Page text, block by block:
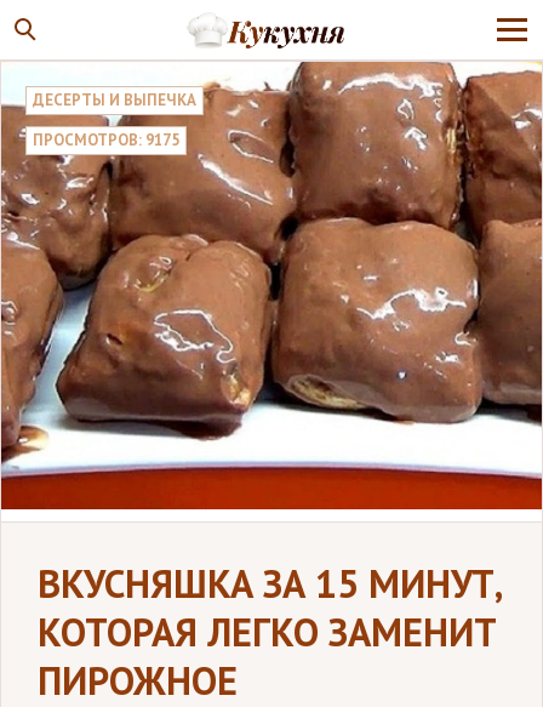
ДЕСЕРТЫ И ВЫПЕЧКА
ПРОСМОТРОВ: 9175
ВКУСНЯШКА ЗА 15 МИНУТ,
КОТОРАЯ ЛЕГКО ЗАМЕНИТ
ПИРОЖНОЕ